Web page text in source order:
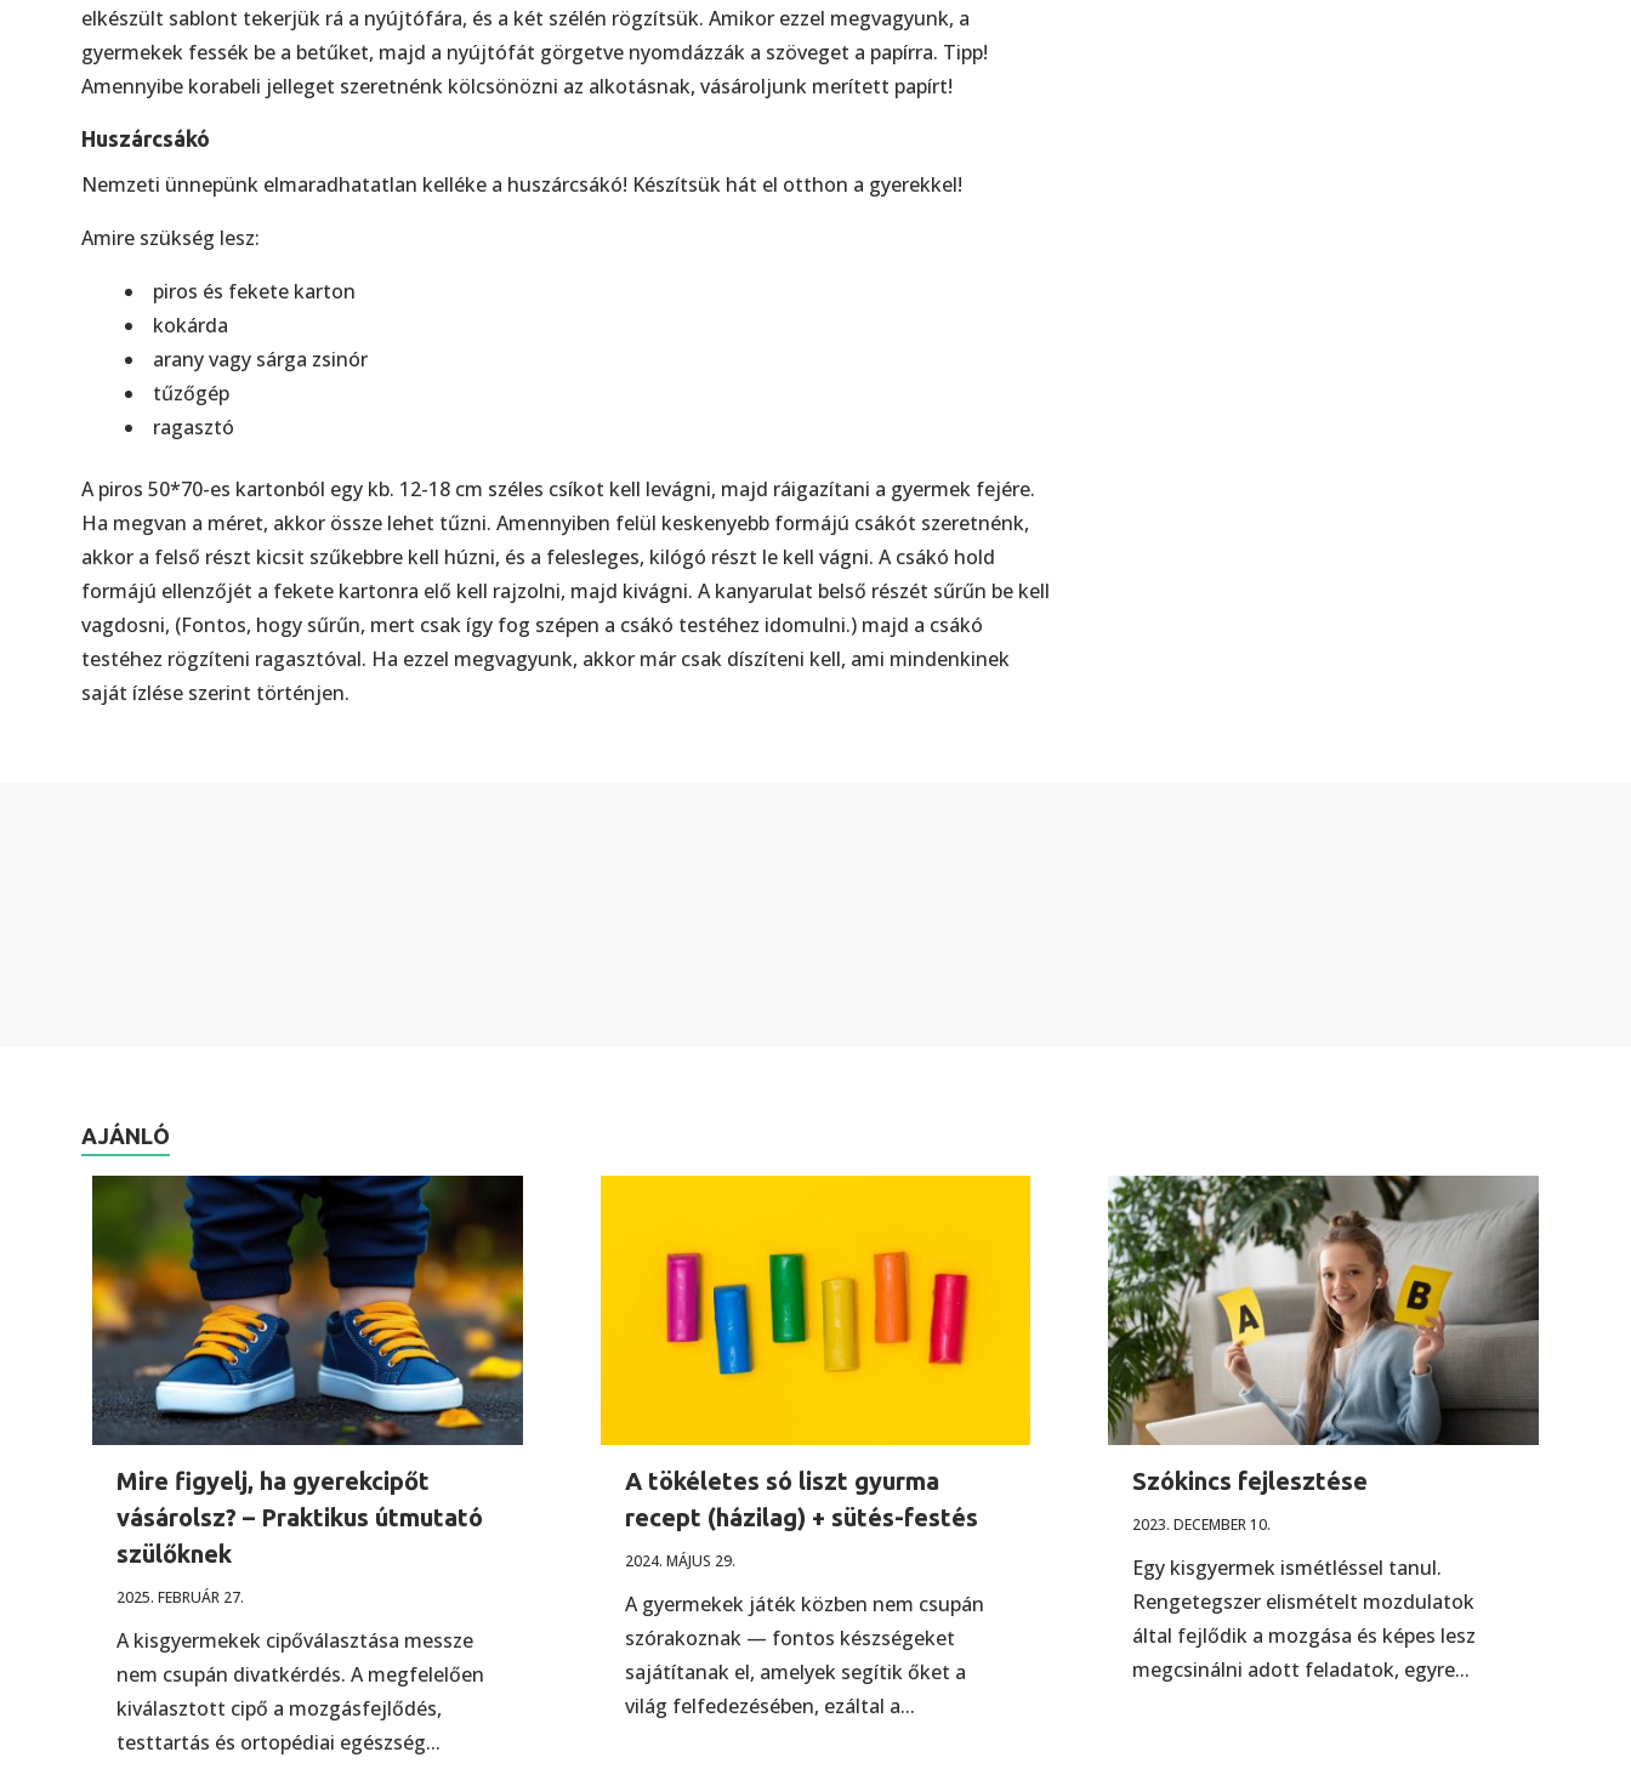
elkészült sablont tekerjük rá a nyújtófára, és a két szélén rögzítsük. Amikor ezzel megvagyunk, a
gyermekek fessék be a betűket, majd a nyújtófát görgetve nyomdázzák a szöveget a papírra. Tipp!
Amennyibe korabeli jelleget szeretnénk kölcsönözni az alkotásnak, vásároljunk merített papírt!
Huszárcsákó
Nemzeti ünnepünk elmaradhatatlan kelléke a huszárcsákó! Készítsük hát el otthon a gyerekkel!
Amire szükség lesz:
piros és fekete karton
kokárda
arany vagy sárga zsinór
tűzőgép
ragasztó
A piros 50*70-es kartonból egy kb. 12-18 cm széles csíkot kell levágni, majd ráigazítani a gyermek fejére.
Ha megvan a méret, akkor össze lehet tűzni. Amennyiben felül keskenyebb formájú csákót szeretnénk,
akkor a felső részt kicsit szűkebbre kell húzni, és a felesleges, kilógó részt le kell vágni. A csákó hold
formájú ellenzőjét a fekete kartonra elő kell rajzolni, majd kivágni. A kanyarulat belső részét sűrűn be kell
vagdosni, (Fontos, hogy sűrűn, mert csak így fog szépen a csákó testéhez idomulni.) majd a csákó
testéhez rögzíteni ragasztóval. Ha ezzel megvagyunk, akkor már csak díszíteni kell, ami mindenkinek
saját ízlése szerint történjen.
AJÁNLÓ
Mire figyelj, ha gyerekcipőt
vásárolsz? – Praktikus útmutató
szülőknek
2025. FEBRUÁR 27.
A kisgyermekek cipőválasztása messze
nem csupán divatkérdés. A megfelelően
kiválasztott cipő a mozgásfejlődés,
testtartás és ortopédiai egészség...
A tökéletes só liszt gyurma
recept (házilag) + sütés-festés
2024. MÁJUS 29.
A gyermekek játék közben nem csupán
szórakoznak — fontos készségeket
sajátítanak el, amelyek segítik őket a
világ felfedezésében, ezáltal a...
Szókincs fejlesztése
2023. DECEMBER 10.
Egy kisgyermek ismétléssel tanul.
Rengetegszer elismételt mozdulatok
által fejlődik a mozgása és képes lesz
megcsinálni adott feladatok, egyre...